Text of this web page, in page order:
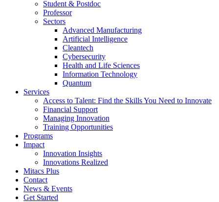
Student & Postdoc
Professor
Sectors
Advanced Manufacturing
Artificial Intelligence
Cleantech
Cybersecurity
Health and Life Sciences
Information Technology
Quantum
Services
Access to Talent: Find the Skills You Need to Innovate
Financial Support
Managing Innovation
Training Opportunities
Programs
Impact
Innovation Insights
Innovations Realized
Mitacs Plus
Contact
News & Events
Get Started